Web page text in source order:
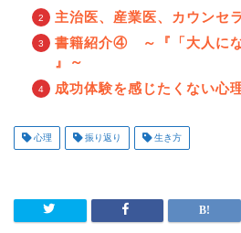
主治医、産業医、カウンセ
書籍紹介④ ～『「大人に
』～
成功体験を感じたくない心
心理 振り返り 生き方